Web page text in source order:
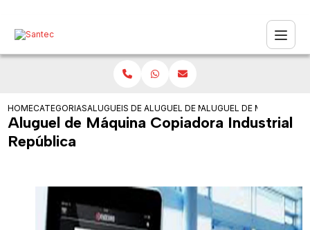
HOMECATEGORIASALUGUEIS DE COPIADORASALUGUEL DE MAQUINA COPIADORA
ALUGUEL DE MAQUINA
Aluguel de Máquina Copiadora Industrial
República